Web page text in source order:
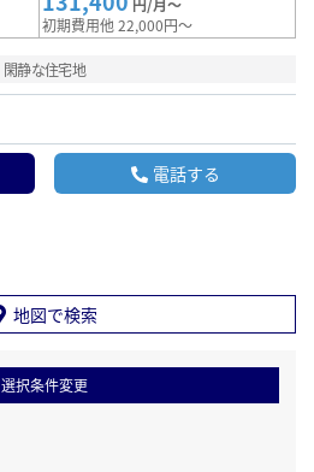
円/月～
初期費用他 22,000円～
閑静な住宅地
電話する
地図で検索
選択条件変更